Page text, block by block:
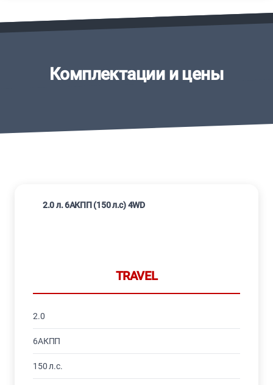
Комплектации и цены
2.0 л. 6АКПП (150 л.с) 4WD
TRAVEL
2.0
6АКПП
150 л.с.